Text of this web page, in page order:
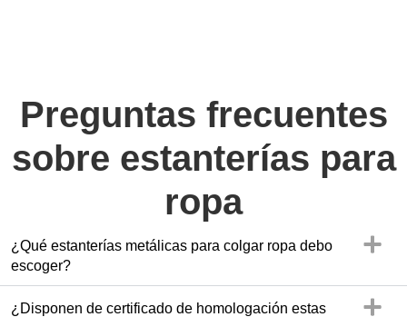
Preguntas frecuentes
sobre estanterías para
ropa
¿Qué estanterías metálicas para colgar ropa debo
escoger?
¿Disponen de certificado de homologación estas